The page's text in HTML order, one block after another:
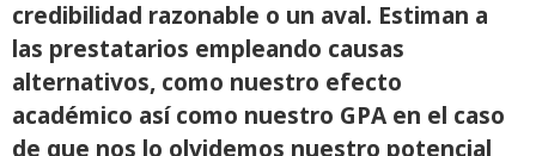
credibilidad razonable o un aval. Estiman a
las prestatarios empleando causas
alternativos, como nuestro efecto
académico así­ como nuestro GPA en el caso
de que nos lo olvidemos nuestro potencial